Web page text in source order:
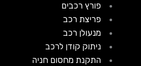
פורץ רכבים
פריצת רכב
מנעולן רכב
ניתוק קודן לרכב
התקנת מחסום חניה